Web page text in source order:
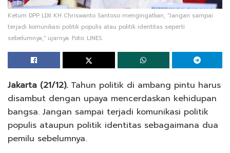
Ketum DPP LDII KH Chriswanto Santoso mengingatkan, "Jangan sampai
terjadi komunikasi politik populis atau politik identitas seperti
sebelumnya," ujarnya. Foto: LINES.
Jakarta (21/12).Tahun politik di ambang pintu harus
disambut dengan upaya mencerdaskan kehidupan
bangsa. Jangan sampai terjadi komunikasi politik
populis ataupun politik identitas sebagaimana dua
pemilu sebelumnya.